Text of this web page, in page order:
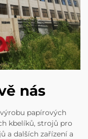
nás
papírových
kbelíků, strojů pro
a dalších zařízení a